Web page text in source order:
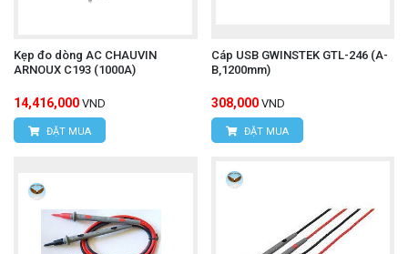
Kẹp đo dòng AC CHAUVIN
ARNOUX C193 (1000A)
14,416,000 VND
ĐẶT MUA
Cáp USB GWINSTEK GTL-246 (A-
B,1200mm)
308,000 VND
ĐẶT MUA